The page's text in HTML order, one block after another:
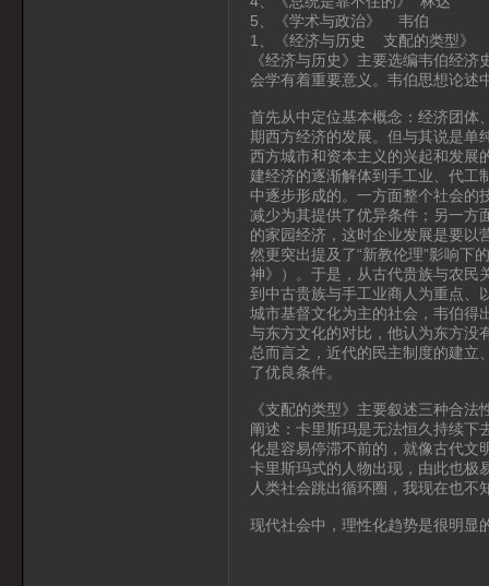
5、《学术与政治》 韦伯
1、《经济与历史 支配的类型》
《经济与历史》主要选编韦伯经
会学有着重要意义。韦伯思想论述
首先从中定位基本概念：经济团体
期西方经济的发展。但与其说是单
西方城市和资本主义的兴起和发展
建经济的逐渐解体到手工业、代工
中逐步形成的。一方面整个社会的
减少为其提供了优异条件；另一方
的家园经济，这时企业发展是要以
然更突出提及了“新教伦理”影响下
神》）。于是，从古代贵族与农民
到中古贵族与手工业商人为重点、
城市基督文化为主的社会，韦伯得
与东方文化的对比，他认为东方没
总而言之，近代的民主制度的建立
了优良条件。
《支配的类型》主要叙述三种合
阐述：卡里斯玛是无法恒久持续下
化是容易停滞不前的，就像古代文
卡里斯玛式的人物出现，由此也极
人类社会跳出循环圈，我现在也不
现代社会中，理性化趋势是很明显